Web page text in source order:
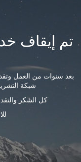
تم إيقاف
بعد سنوات من العمل
شبكة
كل الشكر